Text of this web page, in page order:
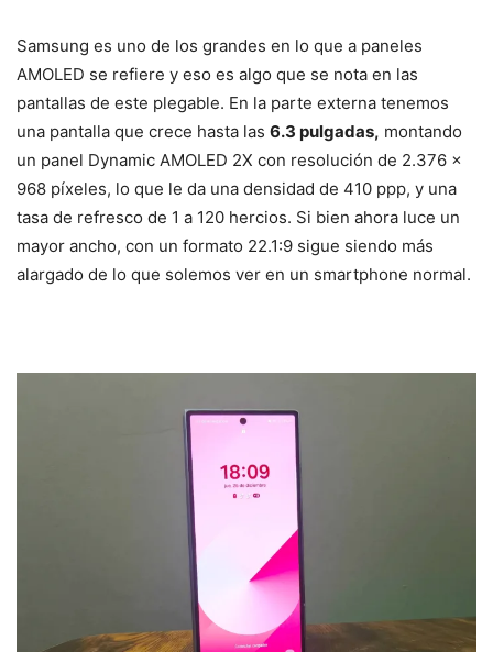
Samsung es uno de los grandes en lo que a paneles
AMOLED se refiere y eso es algo que se nota en las
pantallas de este plegable. En la parte externa tenemos
una pantalla que crece hasta las 6.3 pulgadas, montando
un panel Dynamic AMOLED 2X con resolución de 2.376 x
968 píxeles, lo que le da una densidad de 410 ppp, y una
tasa de refresco de 1 a 120 hercios. Si bien ahora luce un
mayor ancho, con un formato 22.1:9 sigue siendo más
alargado de lo que solemos ver en un smartphone normal.